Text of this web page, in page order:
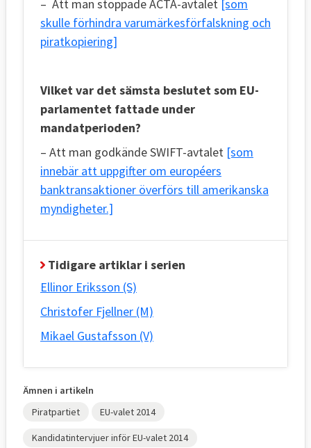
– Att man stoppade ACTA-avtalet [som
skulle förhindra varumärkesförfalskning och
piratkopiering]
Vilket var det sämsta beslutet som EU-
parlamentet fattade under
mandatperioden?
– Att man godkände SWIFT-avtalet [som
innebär att uppgifter om européers
banktransaktioner överförs till amerikanska
myndigheter.]
Tidigare artiklar i serien
Ellinor Eriksson (S)
Christofer Fjellner (M)
Mikael Gustafsson (V)
Ämnen i artikeln
Piratpartiet
EU-valet 2014
Kandidatintervjuer inför EU-valet 2014